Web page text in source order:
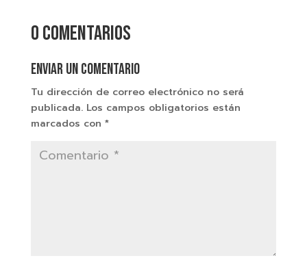
0 comentarios
Enviar un comentario
Tu dirección de correo electrónico no será
publicada. Los campos obligatorios están
marcados con *